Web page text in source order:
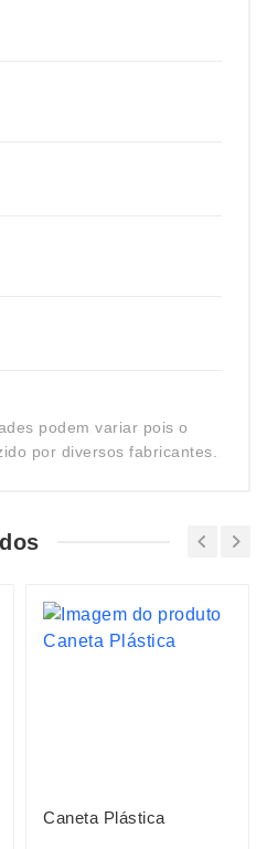
podem variar pois o
por diversos fabricantes.
Caneta Plástica